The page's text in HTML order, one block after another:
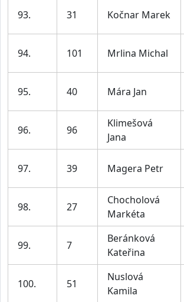
93. 31 Kočnar Marek
94. 101 Mrlina Michal
95. 40 Mára Jan
96. 96
Klimešová
Jana
97. 39 Magera Petr
98. 27
Chocholová
Markéta
99. 7
Beránková
Kateřina
100. 51
Nuslová
Kamila